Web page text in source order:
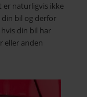
er naturligvis ikke
bil og derfor
din bil har
eller anden